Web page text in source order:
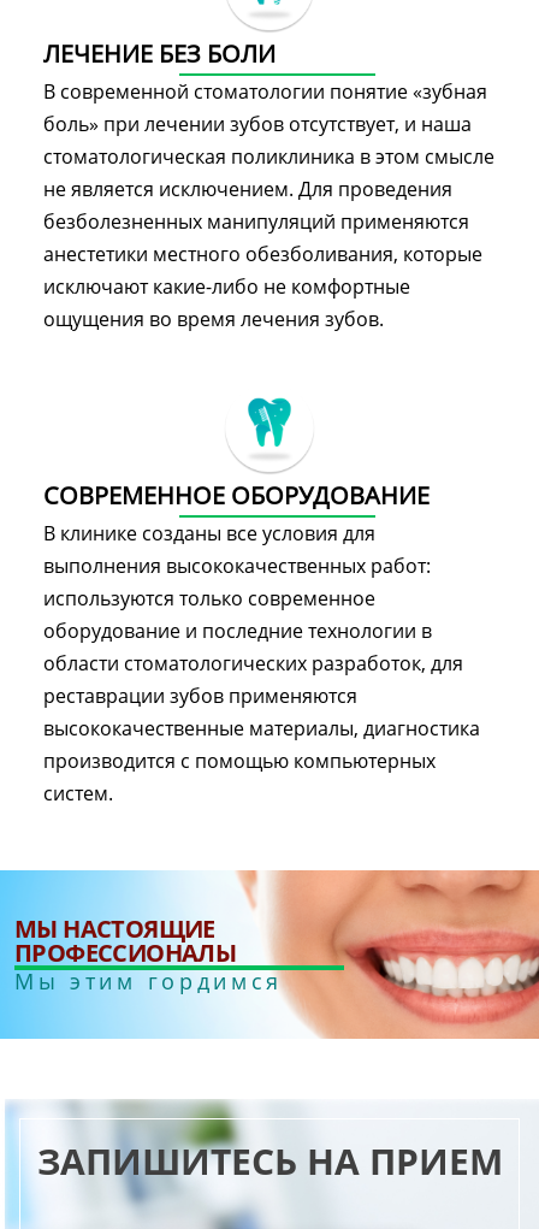
ЛЕЧЕНИЕ БЕЗ БОЛИ
В современной стоматологии понятие «зубная
боль» при лечении зубов отсутствует, и наша
стоматологическая поликлиника в этом смысле
не является исключением. Для проведения
безболезненных манипуляций применяются
анестетики местного обезболивания, которые
исключают какие-либо не комфортные
ощущения во время лечения зубов.
СОВРЕМЕННОЕ ОБОРУДОВАНИЕ
В клинике созданы все условия для
выполнения высококачественных работ:
используются только современное
оборудование и последние технологии в
области стоматологических разработок, для
реставрации зубов применяются
высококачественные материалы, диагностика
производится с помощью компьютерных
систем.
МЫ НАСТОЯЩИЕ
ПРОФЕССИОНАЛЫ
Мы этим гордимся
ЗАПИШИТЕСЬ НА ПРИЕМ